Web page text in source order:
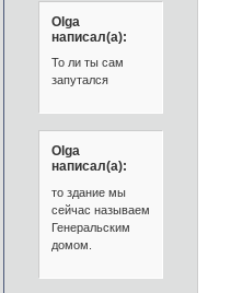
Olga
написал(а):
То ли ты сам
запутался
Olga
написал(а):
то здание мы
сейчас называем
Генеральским
домом.